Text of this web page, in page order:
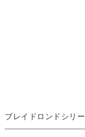
ブレイドロンドシリ